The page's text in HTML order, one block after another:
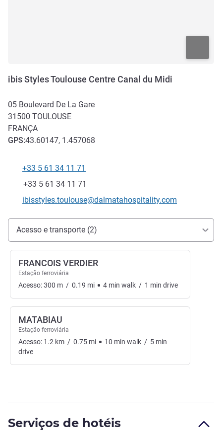
ibis Styles Toulouse Centre Canal du Midi
05 Boulevard De La Gare
31500 TOULOUSE
FRANÇA
GPS:43.60147, 1.457068
Telefone
+33 5 61 34 11 71
Fax
+33 5 61 34 11 71
E-mail de contato
ibisstyles.toulouse@dalmatahospitality.com
Acesso e transporte
Acesso e transporte (2)
FRANCOIS VERDIER
Estação ferroviária
Acesso:300 m / 0.19 mi 4 min walk / 1 min drive
MATABIAU
Estação ferroviária
Acesso: 1.2 km / 0.75 mi 10 min walk / 5 min
drive
Serviços de hotéis